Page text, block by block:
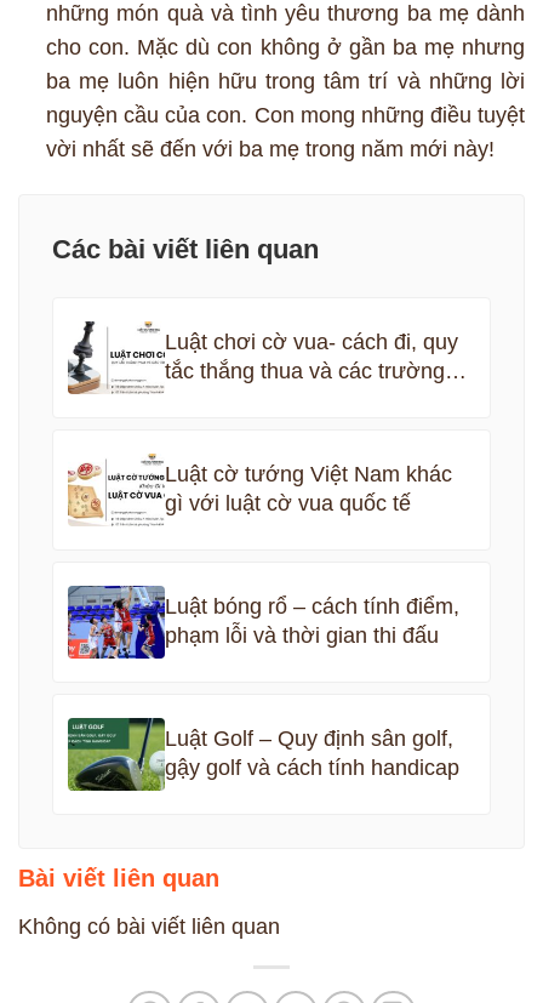
những món quà và tình yêu thương ba mẹ dành
cho con. Mặc dù con không ở gần ba mẹ nhưng
ba mẹ luôn hiện hữu trong tâm trí và những lời
nguyện cầu của con. Con mong những điều tuyệt
vời nhất sẽ đến với ba mẹ trong năm mới này!
Các bài viết liên quan
Luật chơi cờ vua- cách đi, quy
tắc thắng thua và các trường
Luật cờ tướng Việt Nam khác
gì với luật cờ vua quốc tế
Luật bóng rổ – cách tính điểm,
phạm lỗi và thời gian thi đấu
Luật Golf – Quy định sân golf,
gậy golf và cách tính handicap
Bài viết liên quan
Không có bài viết liên quan